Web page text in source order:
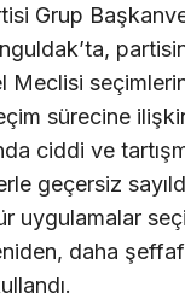
Grup
Meclisi
sürecine
ciddi ve
geçersiz
uygulamalar
daha şeffaf